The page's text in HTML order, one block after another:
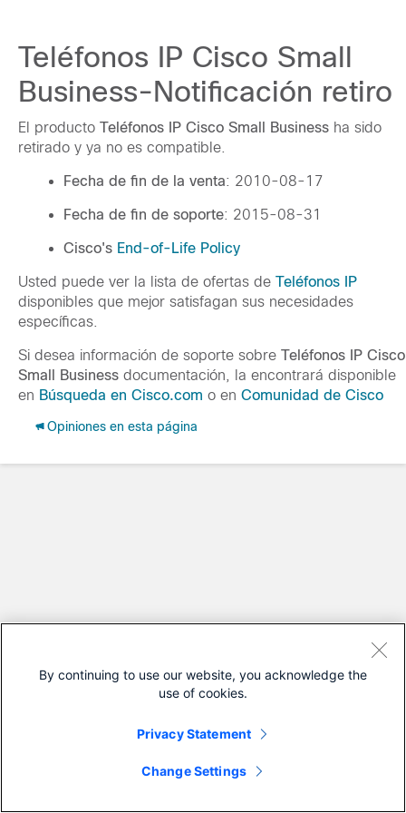
Teléfonos IP Cisco Small
Business-Notificación retiro
El producto Teléfonos IP Cisco Small Business ha sido
retirado y ya no es compatible.
Fecha de fin de la venta: 2010-08-17
Fecha de fin de soporte: 2015-08-31
Cisco's End-of-Life Policy
Usted puede ver la lista de ofertas de Teléfonos IP
disponibles que mejor satisfagan sus necesidades
específicas.
Si desea información de soporte sobre Teléfonos IP Cisco
Small Business documentación, la encontrará disponible
en Búsqueda en Cisco.com o en Comunidad de Cisco
Opiniones en esta página
By continuing to use our website, you acknowledge the
use of cookies.
Privacy Statement
Change Settings